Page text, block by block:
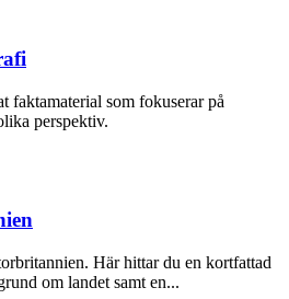
faktamaterial som fokuserar på
perspektiv.
Här hittar du en kortfattad
om landet samt en...